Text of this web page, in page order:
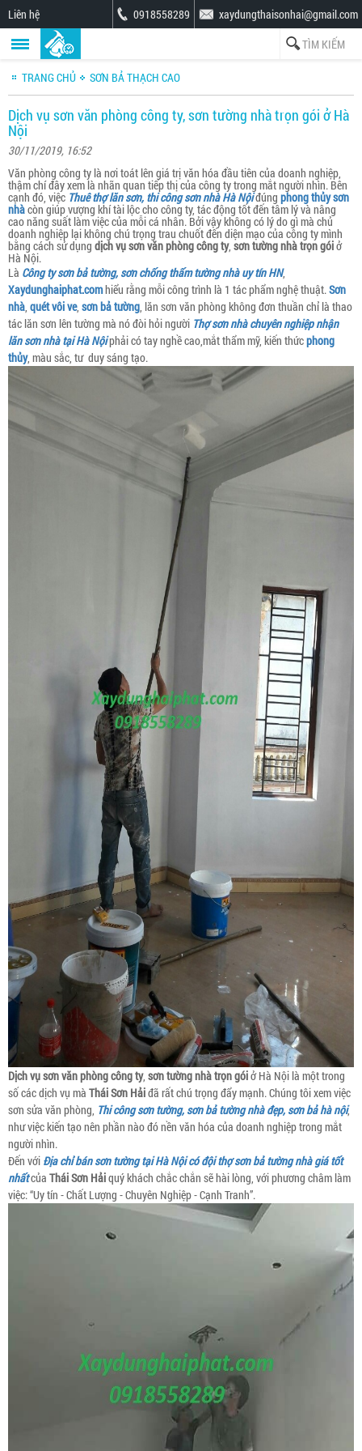
Liên hệ xaydungthaisonhai@gmail.com
0918558289
TRANG CHỦ SƠN BẢ THẠCH CAO
Dịch vụ sơn văn phòng công ty, sơn tường nhà trọn gói ở Hà
Nội
30/11/2019, 16:52
Văn phòng công ty là nơi toát lên giá trị văn hóa đầu tiên của doanh nghiệp,
thậm chí đây xem là nhãn quan tiếp thị của công ty trong mắt người nhìn. Bên
cạnh đó, việc Thuê thợ lăn sơn, thi công sơn nhà Hà Nộiđúng phong thủy sơn
nhàcòn giúp vượng khí tài lộc cho công ty, tác động tốt đến tâm lý và nâng
cao năng suất làm việc của mỗi cá nhân. Bởi vậy không có lý do gì mà chủ
doanh nghiệp lại không chú trọng trau chuốt đến diện mạo của công ty mình
bằng cách sử dụng dịch vụ sơn văn phòng công ty, sơn tường nhà trọn góiở
Hà Nội.
Là Công ty sơn bả tường, sơn chống thấm tường nhà uy tín HN,
Xaydunghaiphat.comhiểu rằng mỗi công trình là 1 tác phẩm nghệ thuật.Sơn
nhà, quét vôi ve, sơn bả tường, lăn sơn văn phòng không đơn thuần chỉ là thao
tác lăn sơn lên tường mà nó đòi hỏi người Thợ sơn nhà chuyên nghiệp nhận
lăn sơn nhà tại Hà Nộiphải có tay nghề cao,mắt thẩm mỹ, kiến thứcphong
thủy, màu sắc, tư duy sáng tạo.
Dịch vụ sơn văn phòng công ty, sơn tường nhà trọn góiở Hà Nội là một trong
số các dịch vụ mà Thái Sơn Hảiđã rất chú trọng đẩy mạnh. Chúng tôi xem việc
sơn sửa văn phòng, Thi công sơn tường, sơn bả tường nhà đẹp, sơn bả hà nội,
như việc kiến tạo nên phần nào đó nền văn hóa của doanh nghiệp trong mắt
người nhìn.
Đến với Địa chỉ bán sơn tường tại Hà Nội có đội thợ sơn bả tường nhà giá tốt
nhấtcủa Thái Sơn Hảiquý khách chắc chắn sẽ hài lòng, với phương châm làm
việc: “Uy tín - Chất Lượng - Chuyên Nghiệp - Cạnh Tranh”.